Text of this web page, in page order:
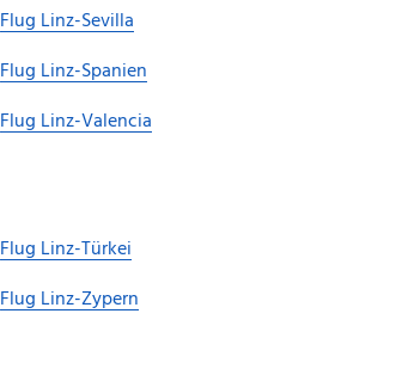
Flug Linz-Sevilla
Flug Linz-Spanien
Flug Linz-Valencia
Flug Linz-Türkei
Flug Linz-Zypern